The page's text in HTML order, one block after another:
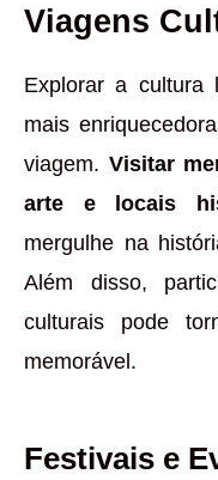
Viagens
Explorar a cultura
mais
viagem. Visitar
arte e locais
mergulhe na
Além disso,
culturais pode
memorável.
Festivais e